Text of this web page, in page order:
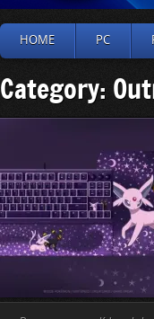
HOME PC
Category: